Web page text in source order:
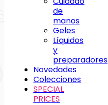
de
manos
Geles
Líquidos
y
preparadores
Novedades
Colecciones
SPECIAL
PRICES